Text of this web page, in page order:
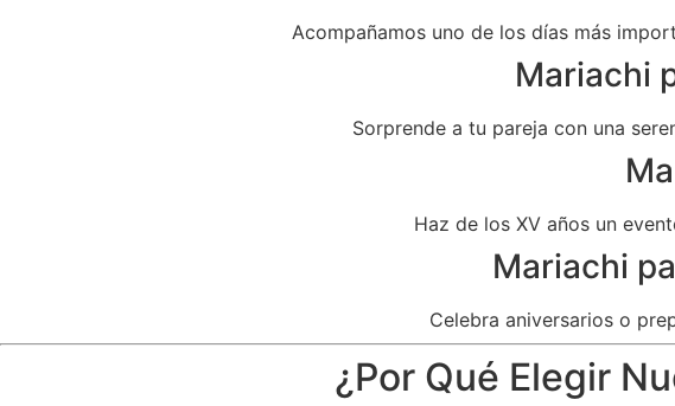
Acompañamos uno de los días más
Mariachi
Sorprende a tu pareja con una
Haz de los XV años un
Mariachi
Celebra aniversarios o
¿Por Qué Elegir